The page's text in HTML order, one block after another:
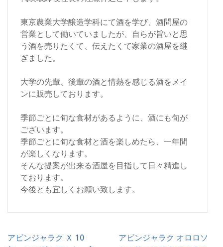
東京農業大学醸造学科にて酒を学び、酒問屋の
営業として働いていましたが、自らが旨いと思
う酒を売りたくて、伝えたくて家業の酒屋を継
ぎました。
大学の先輩、後輩の酒と情熱を感じる酒をメイ
ンに販売しております。
季節ごとに旬な食材があるように、酒にも旬が
ございます。
季節ごとに旬な食材と酒を楽しめたら、一年間
が楽しくなります。
そんな提案が出来る酒屋を目指して日々精進し
ております。
今後とも宜しくお願い致します。
投
アビンジャラク Ｘ 10
アビンジャラク オロロソ